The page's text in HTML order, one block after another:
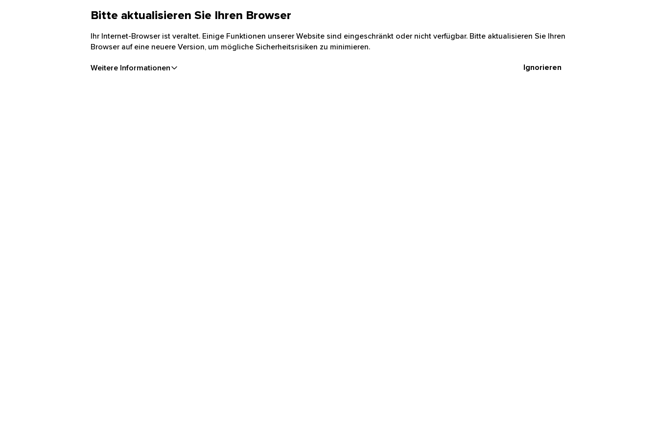
Bitte aktualisieren Sie Ihren Browser
Ihr Internet-Browser ist veraltet. Einige Funktionen unserer Website sind eingeschränkt oder nicht verfügbar. Bitte aktualisieren Sie Ihren
Browser auf eine neuere Version, um mögliche Sicherheitsrisiken zu minimieren.
Weitere Informationen Ignorieren